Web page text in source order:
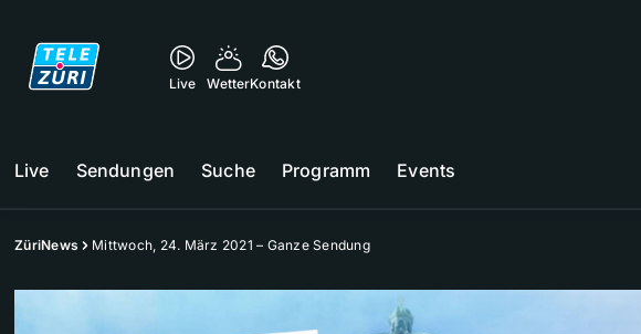
Live WetterKontakt
Live Sendungen Suche Programm Events
ZüriNews Mittwoch, 24. März 2021 – Ganze Sendung